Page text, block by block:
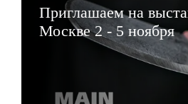
Приглашаем на
Москве 2 - 5 ноября